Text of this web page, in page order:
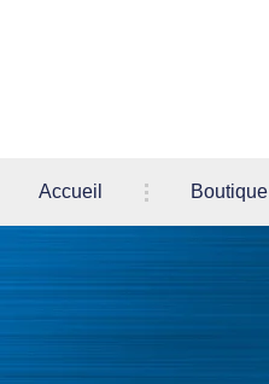
Accueil Boutique